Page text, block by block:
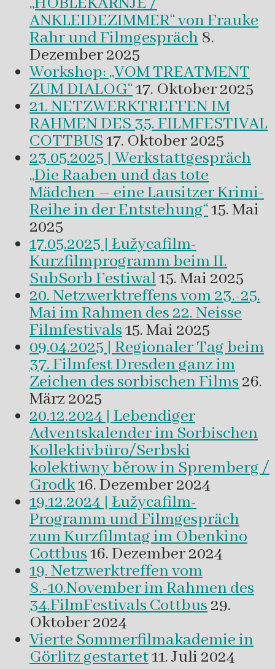
ANKLEIDEZIMMER“ von Frauke
Rahr und Filmgespräch 8.
Dezember 2025
Workshop: „VOM TREATMENT
ZUM DIALOG“17. Oktober 2025
21. NETZWERKTREFFEN IM
RAHMEN DES 35. FILMFESTIVAL
COTTBUS17. Oktober 2025
23.05.2025 | Werkstattgespräch
„Die Raaben und das tote
Mädchen – eine Lausitzer Krimi-
Reihe in der Entstehung“15. Mai
2025
17.05.2025 | Łužycafilm-
Kurzfilmprogramm beim II.
SubSorb Festiwal15. Mai 2025
20. Netzwerktreffens vom 23.-25.
Mai im Rahmen des 22. Neisse
Filmfestivals15. Mai 2025
09.04.2025 | Regionaler Tag beim
37. Filmfest Dresden ganz im
Zeichen des sorbischen Films26.
März 2025
20.12.2024 | Lebendiger
Adventskalender im Sorbischen
Kollektivbüro/Serbski
kolektiwny běrow in Spremberg /
Grodk16. Dezember 2024
19.12.2024 | Łužycafilm-
Programm und Filmgespräch
zum Kurzfilmtag im Obenkino
Cottbus16. Dezember 2024
19. Netzwerktreffen vom
8.-10.November im Rahmen des
34.FilmFestivals Cottbus29.
Oktober 2024
Vierte Sommerfilmakademie in
Görlitz gestartet11. Juli 2024